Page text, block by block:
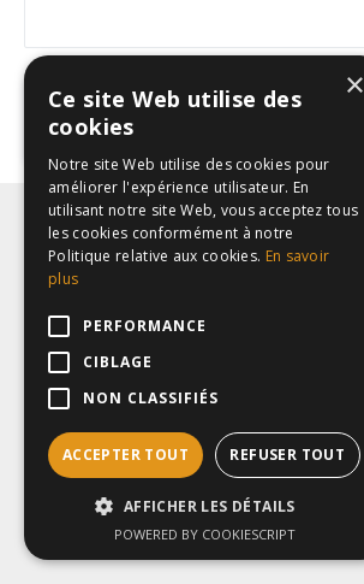
Se connecter
×
Ce site Web utilise des
cookies
Notre site Web utilise des cookies pour
améliorer l'expérience utilisateur. En
utilisant notre site Web, vous acceptez tous
les cookies conformément à notre
Politique relative aux cookies. En savoir
plus
PERFORMANCE
CIBLAGE
NON CLASSIFIÉS
ACCEPTER TOUT REFUSER TOUT
AFFICHER LES DÉTAILS
POWERED BY COOKIESCRIPT